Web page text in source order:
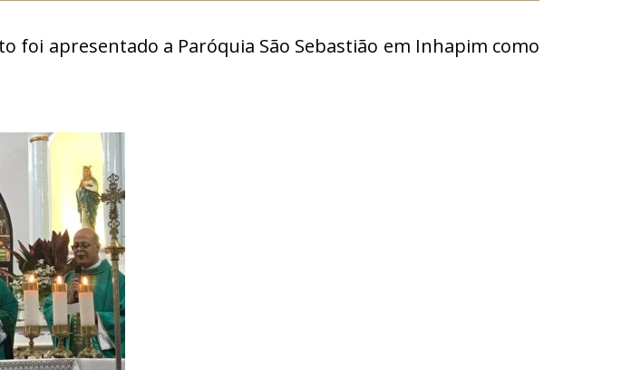
foi apresentado a Paróquia São Sebastião em Inhapim como